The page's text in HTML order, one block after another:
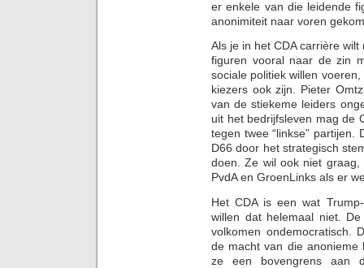
er enkele van die leidende
anonimiteit naar voren
Als je in het CDA carrière
figuren vooral naar de zin
sociale politiek willen
kiezers ook zijn. Pieter
van de stiekeme leiders
uit het bedrijfsleven mag de
tegen twee “linkse”
D66 door het strategisch
doen. Ze wil ook niet
PvdA en GroenLinks als er
Het CDA is een wat
willen dat helemaal niet.
volkomen ondemocratisch.
de macht van die anonieme
ze een bovengrens aan